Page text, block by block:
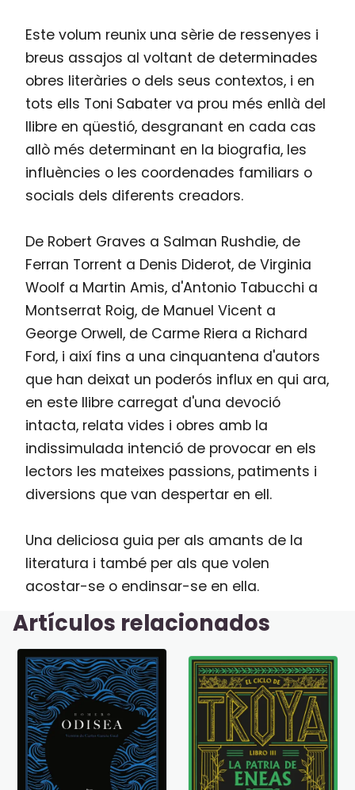
Este volum reunix una sèrie de ressenyes i
breus assajos al voltant de determinades
obres literàries o dels seus contextos, i en
tots ells Toni Sabater va prou més enllà del
llibre en qüestió, desgranant en cada cas
allò més determinant en la biografia, les
influències o les coordenades familiars o
socials dels diferents creadors.
De Robert Graves a Salman Rushdie, de
Ferran Torrent a Denis Diderot, de Virginia
Woolf a Martin Amis, d'Antonio Tabucchi a
Montserrat Roig, de Manuel Vicent a
George Orwell, de Carme Riera a Richard
Ford, i així fins a una cinquantena d'autors
que han deixat un poderós influx en qui ara,
en este llibre carregat d'una devoció
intacta, relata vides i obres amb la
indissimulada intenció de provocar en els
lectors les mateixes passions, patiments i
diversions que van despertar en ell.
Una deliciosa guia per als amants de la
literatura i també per als que volen
acostar-se o endinsar-se en ella.
Artículos relacionados